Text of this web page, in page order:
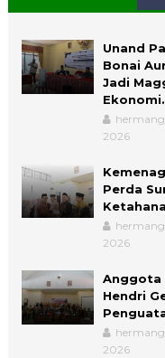
Unand
Bonai
Jadi
Ekonomi.
2026
Perda
2026
Anggota
Hendri
2026